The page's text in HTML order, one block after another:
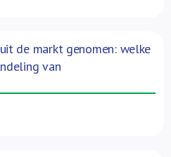
de markt genomen: welke
van